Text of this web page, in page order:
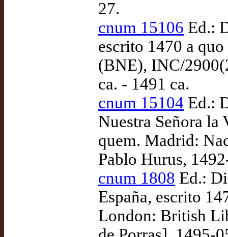
27.
cnum 15106 Ed.:
escrito 1470 a
(BNE), INC/
ca. - 1491 ca.
cnum 15104 Ed.:
Nuestra Señora
quem. Madrid:
Pablo Hurus,
cnum 1808 Ed.:
España, escrito
London: British